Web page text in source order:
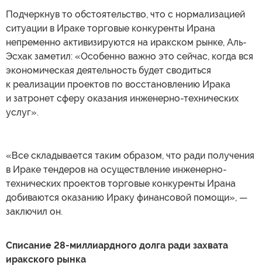
Подчеркнув то обстоятельство, что с нормализацией
ситуации в Ираке торговые конкуренты Ирана
непременно активизируются на иракском рынке, Аль-
Эсхак заметил: «Особенно важно это сейчас, когда вся
экономическая деятельность будет сводиться
к реализации проектов по восстановлению Ирака
и затронет сферу оказания инженерно-технических
услуг».
«Все складывается таким образом, что ради получения
в Ираке тендеров на осуществление инженерно-
технических проектов торговые конкуренты Ирана
добиваются оказанию Ираку финансовой помощи», —
заключил он.
Списание 28-миллиардного долга ради захвата
иракского рынка